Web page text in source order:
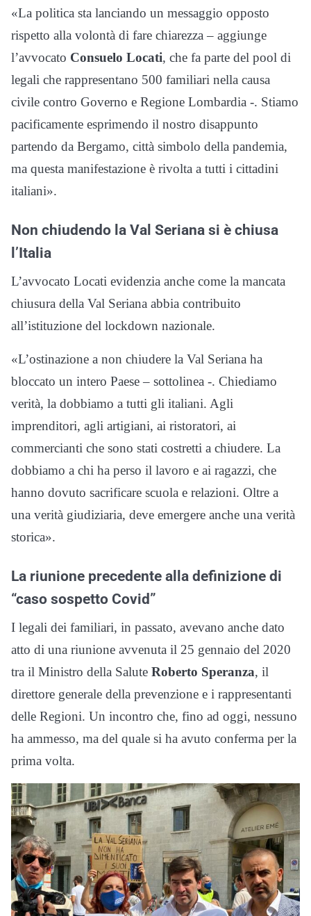
«La politica sta lanciando un messaggio opposto
rispetto alla volontà di fare chiarezza – aggiunge
l’avvocato Consuelo Locati, che fa parte del pool di
legali che rappresentano 500 familiari nella causa
civile contro Governo e Regione Lombardia -. Stiamo
pacificamente esprimendo il nostro disappunto
partendo da Bergamo, città simbolo della pandemia,
ma questa manifestazione è rivolta a tutti i cittadini
italiani».
Non chiudendo la Val Seriana si è chiusa
l’Italia
L’avvocato Locati evidenzia anche come la mancata
chiusura della Val Seriana abbia contribuito
all’istituzione del lockdown nazionale.
«L’ostinazione a non chiudere la Val Seriana ha
bloccato un intero Paese – sottolinea -. Chiediamo
verità, la dobbiamo a tutti gli italiani. Agli
imprenditori, agli artigiani, ai ristoratori, ai
commercianti che sono stati costretti a chiudere. La
dobbiamo a chi ha perso il lavoro e ai ragazzi, che
hanno dovuto sacrificare scuola e relazioni. Oltre a
una verità giudiziaria, deve emergere anche una verità
storica».
La riunione precedente alla definizione di
“caso sospetto Covid”
I legali dei familiari, in passato, avevano anche dato
atto di una riunione avvenuta il 25 gennaio del 2020
tra il Ministro della Salute Roberto Speranza, il
direttore generale della prevenzione e i rappresentanti
delle Regioni. Un incontro che, fino ad oggi, nessuno
ha ammesso, ma del quale si ha avuto conferma per la
prima volta.